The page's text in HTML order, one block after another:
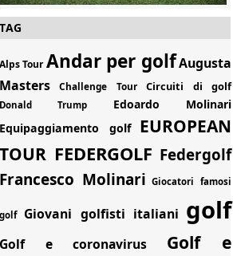
TAG
Alps Tour Andar per golfAugusta
Masters
Challenge Tour Circuiti di golf
Donald Trump
Edoardo Molinari
Equipaggiamento golf
EUROPEAN
TOUR FEDERGOLF Federgolf
Francesco Molinari Giocatori famosi
golf Giovani golfisti italiani golf
Golf e coronavirus
Golf e